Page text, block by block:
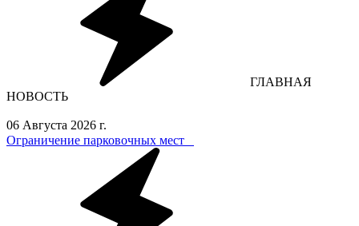
ГЛАВНАЯ
НОВОСТЬ
06 Августа 2026 г.
Ограничение парковочных мест⁣⁣⠀